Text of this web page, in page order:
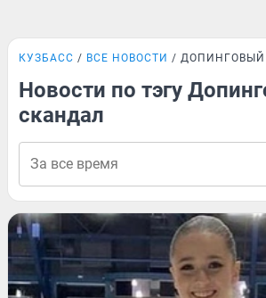
КУЗБАСС ВСЕ НОВОСТИ
Новости по тэгу
скандал